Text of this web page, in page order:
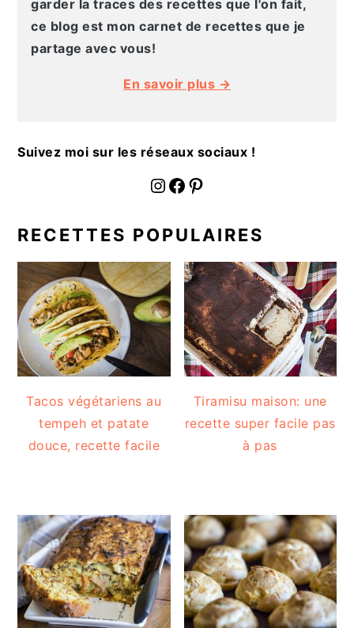
garder la traces des recettes que l'on fait,
ce blog est mon carnet de recettes que je
partage avec vous!
En savoir plus →
Suivez moi sur les réseaux sociaux !
fournoratio Facebook Pinterest
RECETTES POPULAIRES
Tacos végétariens au
tempeh et patate
douce, recette facile
Tiramisu maison: une
recette super facile pas
à pas